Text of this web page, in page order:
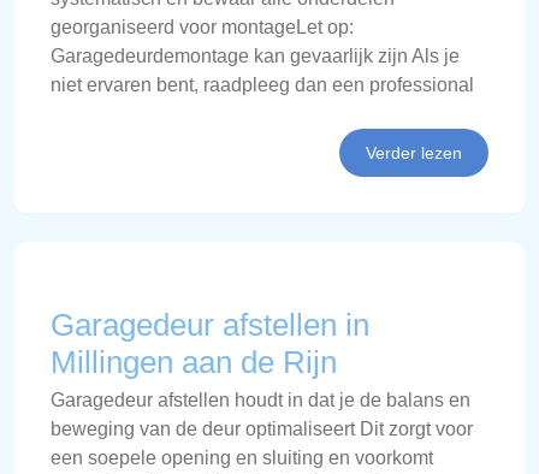
georganiseerd voor montageLet op:
Garagedeurdemontage kan gevaarlijk zijn Als je
niet ervaren bent, raadpleeg dan een professional
Verder lezen
Garagedeur afstellen in
Millingen aan de Rijn
Garagedeur afstellen houdt in dat je de balans en
beweging van de deur optimaliseert Dit zorgt voor
een soepele opening en sluiting en voorkomt